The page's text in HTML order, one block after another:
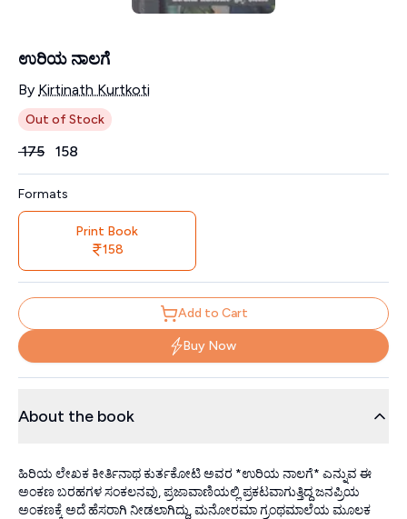
ಉರಿಯ ನಾಲಗೆ
Contributors
By Kirtinath Kurtkoti
Out of Stock
Price
₹175 158
Formats
Print Book
158
Add to Cart
Buy Now
About the book
ಹಿರಿಯ ಲೇಖಕ ಕೀರ್ತಿನಾಥ ಕುರ್ತಕೋಟಿ ಅವರ *ಉರಿಯ ನಾಲಗೆ* ಎನ್ನುವ ಈ
ಅಂಕಣ ಬರಹಗಳ ಸಂಕಲನವು, ಪ್ರಜಾವಾಣಿಯಲ್ಲಿ ಪ್ರಕಟವಾಗುತ್ತಿದ್ದ ಜನಪ್ರಿಯ
ಅಂಕಣಕ್ಕೆ ಅದೆ ಹೆಸರಾಗಿ ನೀಡಲಾಗಿದ್ದು, ಮನೋರಮಾ ಗ್ರಂಥಮಾಲೆಯ ಮೂಲಕ